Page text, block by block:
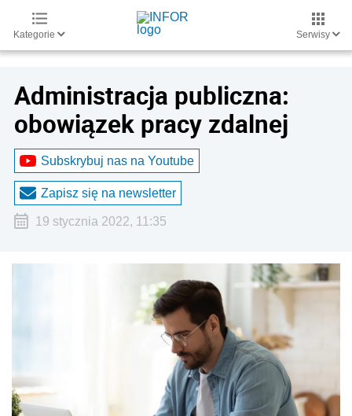
Kategorie Serwisy
Administracja publiczna:
obowiązek pracy zdalnej
Subskrybuj nas na Youtube
Zapisz się na newsletter
19 stycznia 2022, 11:35